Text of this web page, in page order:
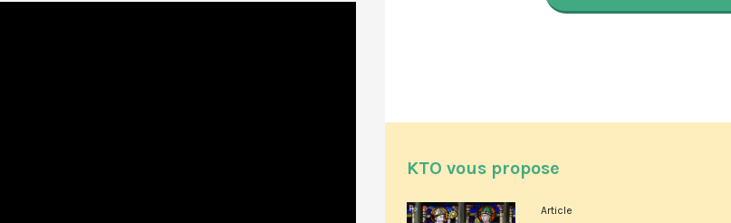
KTO vous propose
Article